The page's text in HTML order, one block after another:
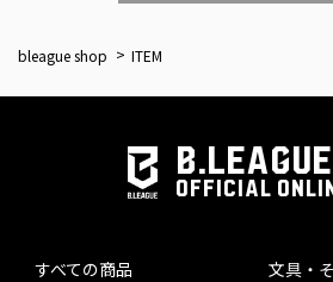
bleague shop ITEM
B.LEAGUE
OFFICIAL
すべての商品
文具・